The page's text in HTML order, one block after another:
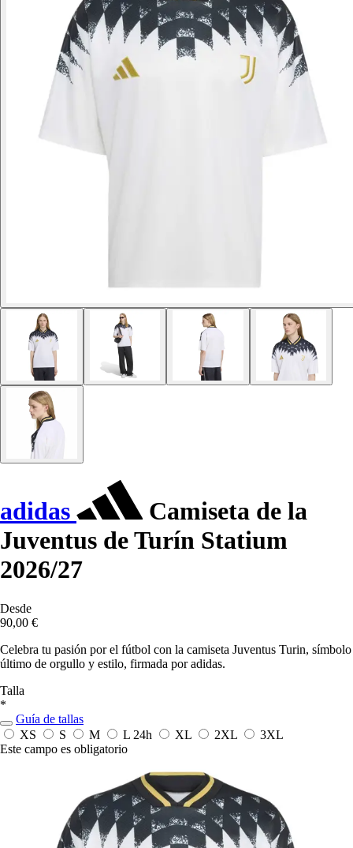
adidas
Camiseta de la
Juventus de Turín Statium
2026/27
Desde
90,00 €
Celebra tu pasión por el fútbol con la camiseta Juventus Turin, símbolo
último de orgullo y estilo, firmada por adidas.
Talla
*
Guía de tallas
XS
S M L 24h XL 2XL
3XL
Este campo es obligatorio